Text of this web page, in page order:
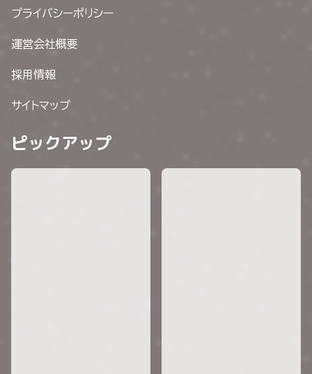
プライバシーポリシー
運営会社概要
採用情報
サイトマップ
ピックアップ